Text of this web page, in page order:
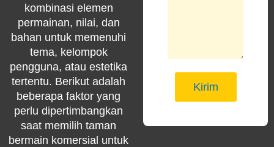
kombinasi elemen
permainan, nilai, dan
bahan untuk memenuhi
tema, kelompok
pengguna, atau estetika
tertentu. Berikut adalah
beberapa faktor yang
perlu dipertimbangkan
saat memilih taman
bermain komersial untuk
Kirim